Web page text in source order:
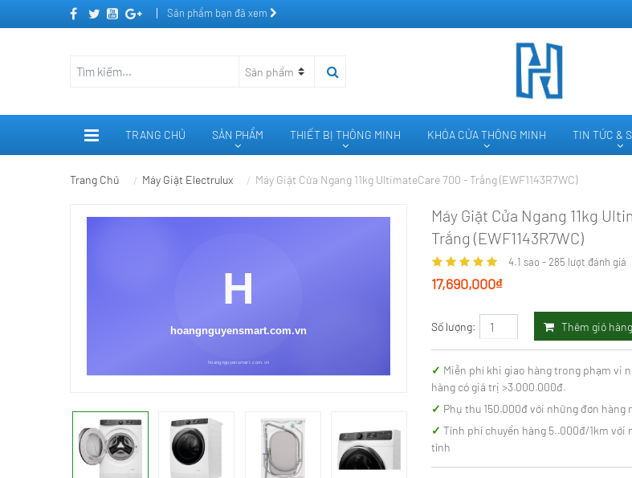
Sản phẩm bạn đã xem
TRANG CHỦ SẢN PHẨM THIẾT BỊ THÔNG MINH KHÓA CỬA THÔNG MINH TIN TỨC &
Trang Chủ Máy Giặt Electrulux Máy Giặt Cửa Ngang 11kg UltimateCare 700 - Trắng (EWF1143R7WC)
Máy Giặt Cửa Ngang 11kg
Trắng (EWF1143R7WC)
4.1 sao -285 lượt đánh giá
17,690,000₫
Số lượng: Thêm giỏ hàng
Miễn phí khi giao hàng trong phạm vi
hàng có giá trị >3.000.000đ.
Phụ thu 150.000đ với những đơn hàng
Tính phí chuyển hàng 5..000đ/1km với
tỉnh